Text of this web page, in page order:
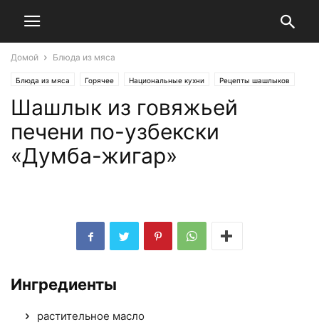
Домой Блюда из мяса
Блюда из мяса Горячее Национальные кухни Рецепты шашлыков
Шашлык из говяжьей
печени по-узбекски
«Думба-жигар»
Ингредиенты
растительное масло